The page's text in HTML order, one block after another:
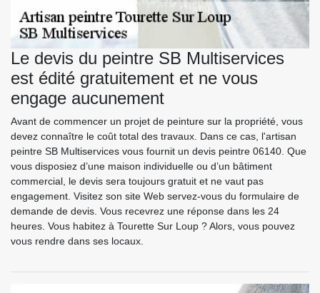
Le devis du peintre SB Multiservices
est édité gratuitement et ne vous
engage aucunement
Avant de commencer un projet de peinture sur la propriété, vous
devez connaître le coût total des travaux. Dans ce cas, l'artisan
peintre SB Multiservices vous fournit un devis peintre 06140. Que
vous disposiez d’une maison individuelle ou d’un bâtiment
commercial, le devis sera toujours gratuit et ne vaut pas
engagement. Visitez son site Web servez-vous du formulaire de
demande de devis. Vous recevrez une réponse dans les 24
heures. Vous habitez à Tourette Sur Loup ? Alors, vous pouvez
vous rendre dans ses locaux.